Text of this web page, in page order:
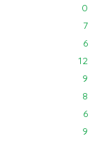
0
7
6
12
9
8
6
9